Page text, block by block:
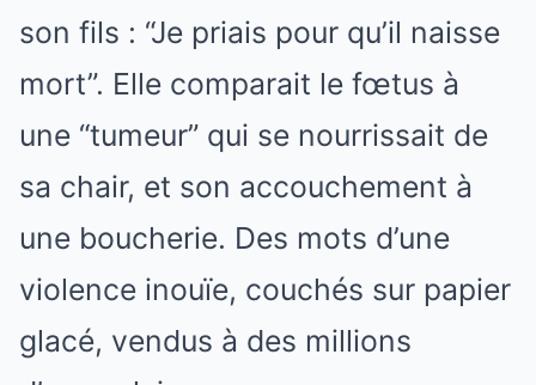
son fils : “Je priais pour qu’il naisse
mort”. Elle comparait le fœtus à
une “tumeur” qui se nourrissait de
sa chair, et son accouchement à
une boucherie. Des mots d’une
violence inouïe, couchés sur papier
glacé, vendus à des millions